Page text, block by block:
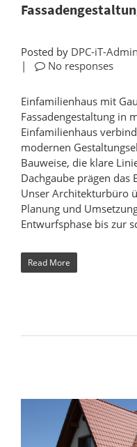
Posted by DPC-iT-Admin
|
No responses
Einfamilienhaus mit
Fassadengestaltung in
Einfamilienhaus
modernen
Bauweise, die klare
Dachgaube prägen das
Unser Architekturbüro
Planung und
Entwurfsphase bis zur
Read More